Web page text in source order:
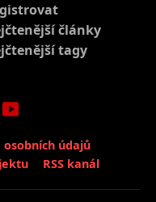
články
tagy
osobních údajů
RSS kanál